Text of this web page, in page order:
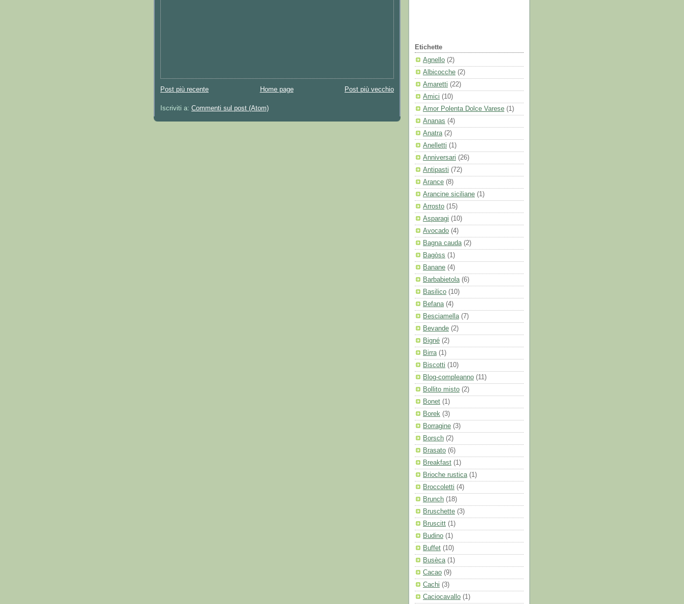
Post più recente Post più vecchio
Home page
Iscriviti a: Commenti sul post (Atom)
Etichette
Agnello (2)
Albicocche (2)
Amaretti (22)
Amici (10)
Amor Polenta Dolce Varese (1)
Ananas (4)
Anatra (2)
Anelletti (1)
Anniversari (26)
Antipasti (72)
Arance (8)
Arancine siciliane (1)
Arrosto (15)
Asparagi (10)
Avocado (4)
Bagna cauda (2)
Bagòss (1)
Banane (4)
Barbabietola (6)
Basilico (10)
Befana (4)
Besciamella (7)
Bevande (2)
Bigné (2)
Birra (1)
Biscotti (10)
Blog-compleanno (11)
Bollito misto (2)
Bonet (1)
Borek (3)
Borragine (3)
Borsch (2)
Brasato (6)
Breakfast (1)
Brioche rustica (1)
Broccoletti (4)
Brunch (18)
Bruschette (3)
Bruscitt (1)
Budino (1)
Buffet (10)
Busèca (1)
Cacao (9)
Cachi (3)
Caciocavallo (1)